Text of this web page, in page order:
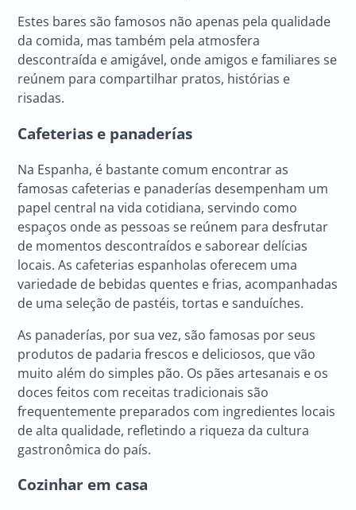
Estes bares são famosos não apenas pela qualidade
da comida, mas também pela atmosfera
descontraída e amigável, onde amigos e familiares se
reúnem para compartilhar pratos, histórias e
risadas.
Cafeterias e panaderías
Na Espanha, é bastante comum encontrar as
famosas cafeterias e panaderías desempenham um
papel central na vida cotidiana, servindo como
espaços onde as pessoas se reúnem para desfrutar
de momentos descontraídos e saborear delícias
locais. As cafeterias espanholas oferecem uma
variedade de bebidas quentes e frias, acompanhadas
de uma seleção de pastéis, tortas e sanduíches.
As panaderías, por sua vez, são famosas por seus
produtos de padaria frescos e deliciosos, que vão
muito além do simples pão. Os pães artesanais e os
doces feitos com receitas tradicionais são
frequentemente preparados com ingredientes locais
de alta qualidade, refletindo a riqueza da cultura
gastronômica do país.
Cozinhar em casa